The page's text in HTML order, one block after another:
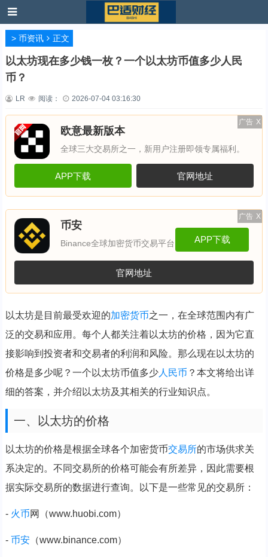
> 币资讯 正文
以太坊现在多少钱一枚？一个以太坊币值多少人民
币？
LR 阅读： 2026-07-04 03:16:30
广告 X
欧意最新版本
全球三大交易所之一，新用户注册即领专属福利。
APP下载 官网地址
广告 X
币安
Binance全球加密货币交易平台 APP下载
官网地址
以太坊是目前最受欢迎的加密货币之一，在全球范围内有广
泛的交易和应用。每个人都关注着以太坊的价格，因为它直
接影响到投资者和交易者的利润和风险。那么现在以太坊的
价格是多少呢？一个以太坊币值多少人民币 ？本文将给出详
细的答案，并介绍以太坊及其相关的行业知识点。
一、以太坊的价格
以太坊的价格是根据全球各个加密货币交易所的市场供求关
系决定的。不同交易所的价格可能会有所差异，因此需要根
据实际交易所的数据进行查询。以下是一些常见的交易所：
- 火币网（www.huobi.com）
- 币安（www.binance.com）